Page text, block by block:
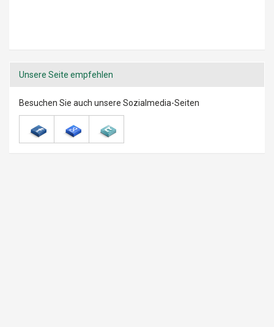
Unsere Seite empfehlen
Besuchen Sie auch unsere Sozialmedia-Seiten